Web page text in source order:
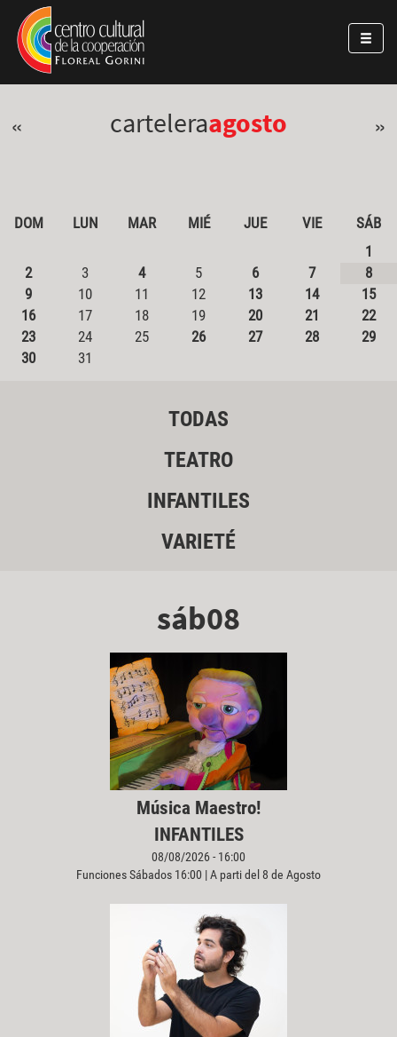
Pasar al contenido principal
Jump to main content
« carteleraagosto »
DOM LUN MAR MIÉ JUE VIE
SÁB
1
2
3 4 5 6 7
8
9
10 11 12 13 14
15
16
17 18 19 20 21
22
23
24 25 26 27 28
29
30
31
TODAS
TEATRO
INFANTILES
VARIETÉ
sáb08
Música Maestro!
INFANTILES
08/08/2026 - 16:00
Funciones Sábados 16:00 | A parti del 8 de Agosto